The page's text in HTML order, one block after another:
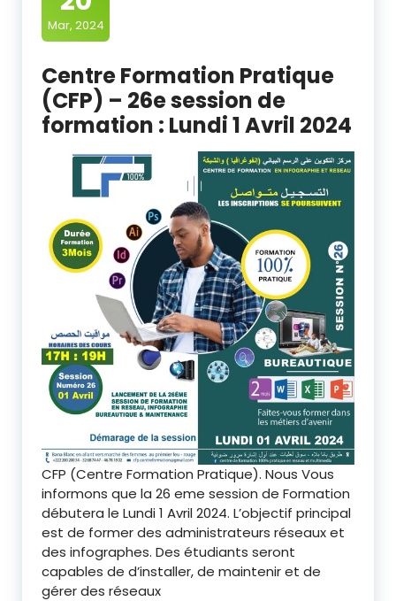
Mar, 2024
Centre Formation Pratique
(CFP) – 26e session de
formation : Lundi 1 Avril 2024
CFP (Centre Formation Pratique). Nous Vous
informons que la 26 eme session de Formation
débutera le Lundi 1 Avril 2024. L’objectif principal
est de former des administrateurs réseaux et
des infographes. Des étudiants seront
capables de d’installer, de maintenir et de
gérer des réseaux